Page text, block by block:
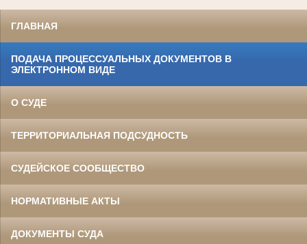
ГЛАВНАЯ
ПОДАЧА ПРОЦЕССУАЛЬНЫХ ДОКУМЕНТОВ В
ЭЛЕКТРОННОМ ВИДЕ
О СУДЕ
ТЕРРИТОРИАЛЬНАЯ ПОДСУДНОСТЬ
СУДЕЙСКОЕ СООБЩЕСТВО
НОРМАТИВНЫЕ АКТЫ
ДОКУМЕНТЫ СУДА